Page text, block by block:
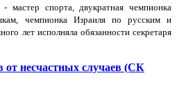
- мастер спорта, двукратная чемпионка
чемпионка Израиля по русским и
лет исполняла обязанности секретаря
от несчастных случаев (СК